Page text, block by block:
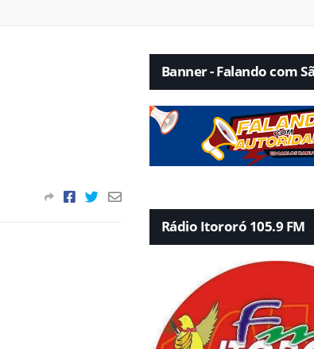
Banner - Falando com
Rádio Itororó 105.9 FM